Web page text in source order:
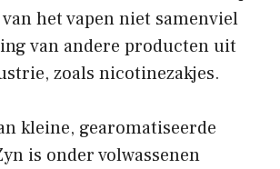
het vapen niet samenviel
van andere producten uit
zoals nicotinezakjes.
kleine, gearomatiseerde
is onder volwassenen